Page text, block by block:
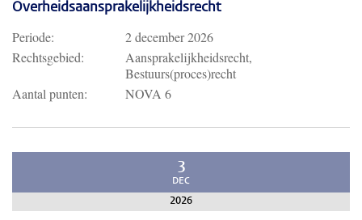
Overheidsaansprakelijkheidsrecht
Periode:
2 december 2026
Rechtsgebied:
Aansprakelijkheidsrecht,
Bestuurs(proces)recht
Aantal punten:
NOVA 6
3
DEC
2026